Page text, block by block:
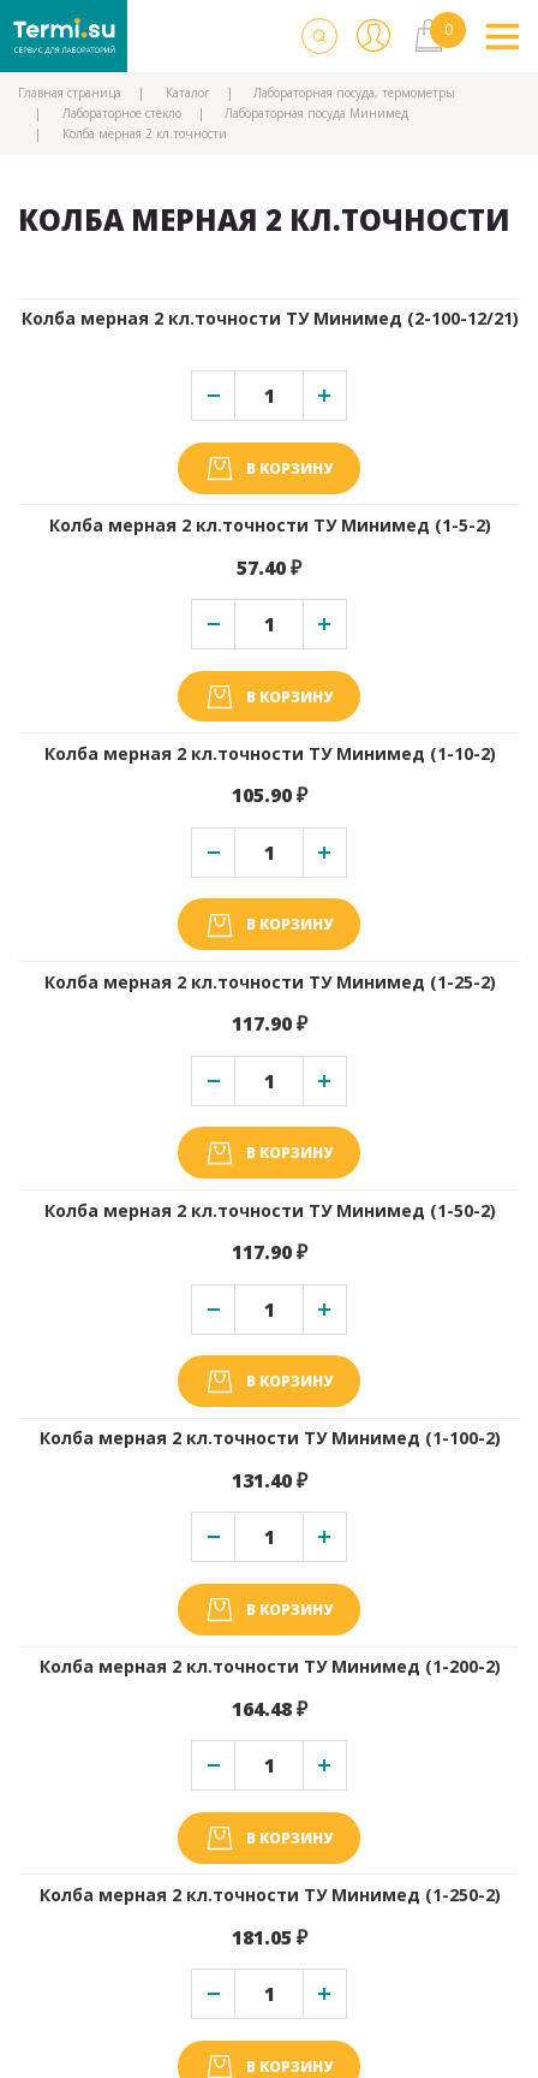
Главная страница Каталог
Лабораторная посуда, термометры
Лабораторное стекло
Лабораторная посуда Минимед
Колба мерная 2 кл.точности
КОЛБА МЕРНАЯ 2 КЛ.ТОЧНОСТИ
Колба мерная 2 кл.точности ТУ Минимед (2-100-12/21)
В КОРЗИНУ
Колба мерная 2 кл.точности ТУ Минимед (1-5-2)
57.40 ₽
В КОРЗИНУ
Колба мерная 2 кл.точности ТУ Минимед (1-10-2)
105.90 ₽
В КОРЗИНУ
Колба мерная 2 кл.точности ТУ Минимед (1-25-2)
117.90 ₽
В КОРЗИНУ
Колба мерная 2 кл.точности ТУ Минимед (1-50-2)
117.90 ₽
В КОРЗИНУ
Колба мерная 2 кл.точности ТУ Минимед (1-100-2)
131.40 ₽
В КОРЗИНУ
Колба мерная 2 кл.точности ТУ Минимед (1-200-2)
164.48 ₽
В КОРЗИНУ
Колба мерная 2 кл.точности ТУ Минимед (1-250-2)
181.05 ₽
В КОРЗИНУ